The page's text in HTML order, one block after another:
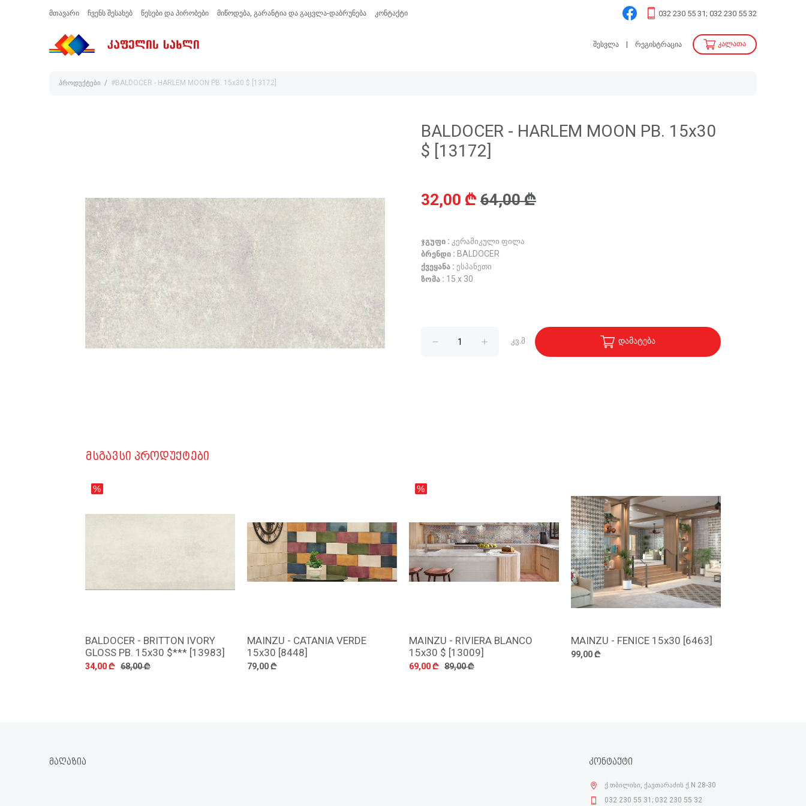
მთავარი ჩვენს შესახებ წესები და პირობები მიწოდება, გარანტია და გაცვლა-დაბრუნება კონტაქტი 032 230 55 31; 032 230 55 32
შესვლა რეგისტრაცია კალათა
პროდუქტები #BALDOCER - HARLEM MOON PB. 15x30 $ [13172]
BALDOCER - HARLEM MOON PB. 15x30
$ [13172]
32,00 ₾ 64,00 ₾
ჯგუფი : კერამიკული ფილა
ბრენდი : BALDOCER
ქვეყანა : ესპანეთი
ზომა : 15 x 30
კვ.მ დამატება
ᲛᲡᲒᲐᲕᲡᲘ ᲞᲠᲝᲓᲣᲥᲢᲔᲑᲘ
დამატება
BALDOCER - BRITTON IVORY
GLOSS PB. 15x30 $*** [13983]
34,00 ₾ 68,00 ₾
დამატება
MAINZU - CATANIA VERDE
15x30 [8448]
79,00 ₾
დამატება
MAINZU - RIVIERA BLANCO
15x30 $ [13009]
69,00 ₾ 89,00 ₾
დამატება
MAINZU - FENICE 15x30 [6463]
99,00 ₾
ᲛᲐᲦᲐᲖᲘᲐ ᲙᲝᲜᲢᲐᲥᲢᲘ
ქ.თბილისი, ქავთარაძის ქ.N 28-30
032 230 55 31; 032 230 55 32